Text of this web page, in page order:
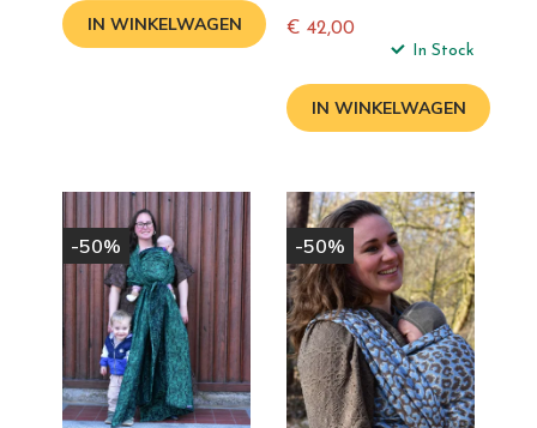
IN WINKELWAGEN
€ 42,00
In Stock
IN WINKELWAGEN
-50% -50%